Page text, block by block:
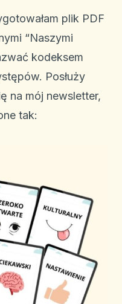
plik PDF
“Naszymi
kodeksem
Posłuży
na mój newsletter,
tak: